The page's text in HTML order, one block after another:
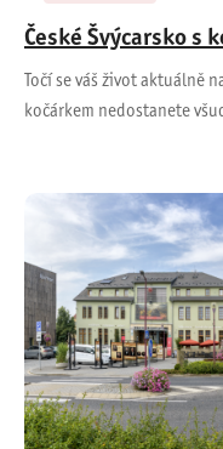
České Švýcarsko s
Točí se váš život aktuálně
kočárkem nedostanete